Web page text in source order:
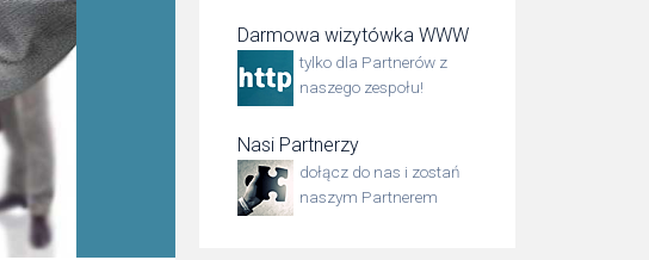
Darmowa wizytówka WWW
tylko dla Partnerów z
naszego zespołu!
Nasi Partnerzy
dołącz do nas i zostań
naszym Partnerem